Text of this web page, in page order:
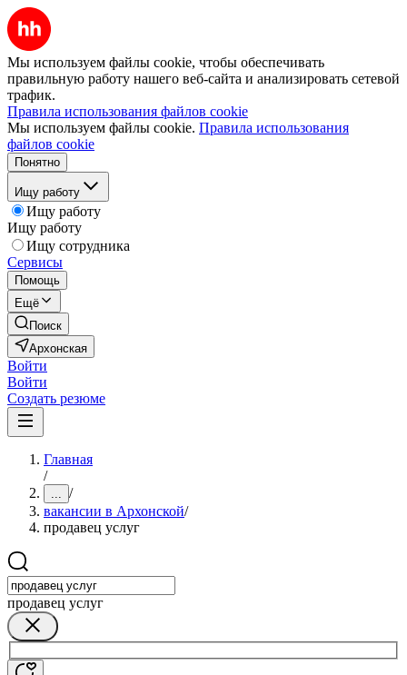
Мы используем файлы cookie, чтобы обеспечивать
правильную работу нашего веб-сайта и анализировать сетевой
трафик.
Правила использования файлов cookie
Мы используем файлы cookie. Правила использования
файлов cookie
Понятно
Ищу работу
Ищу работу
Ищу работу
Ищу сотрудника
Сервисы
Помощь
Ещё
Поиск
Архонская
Войти
Войти
Создать резюме
Главная
/
... /
вакансии в Архонской/
продавец услуг
продавец услуг